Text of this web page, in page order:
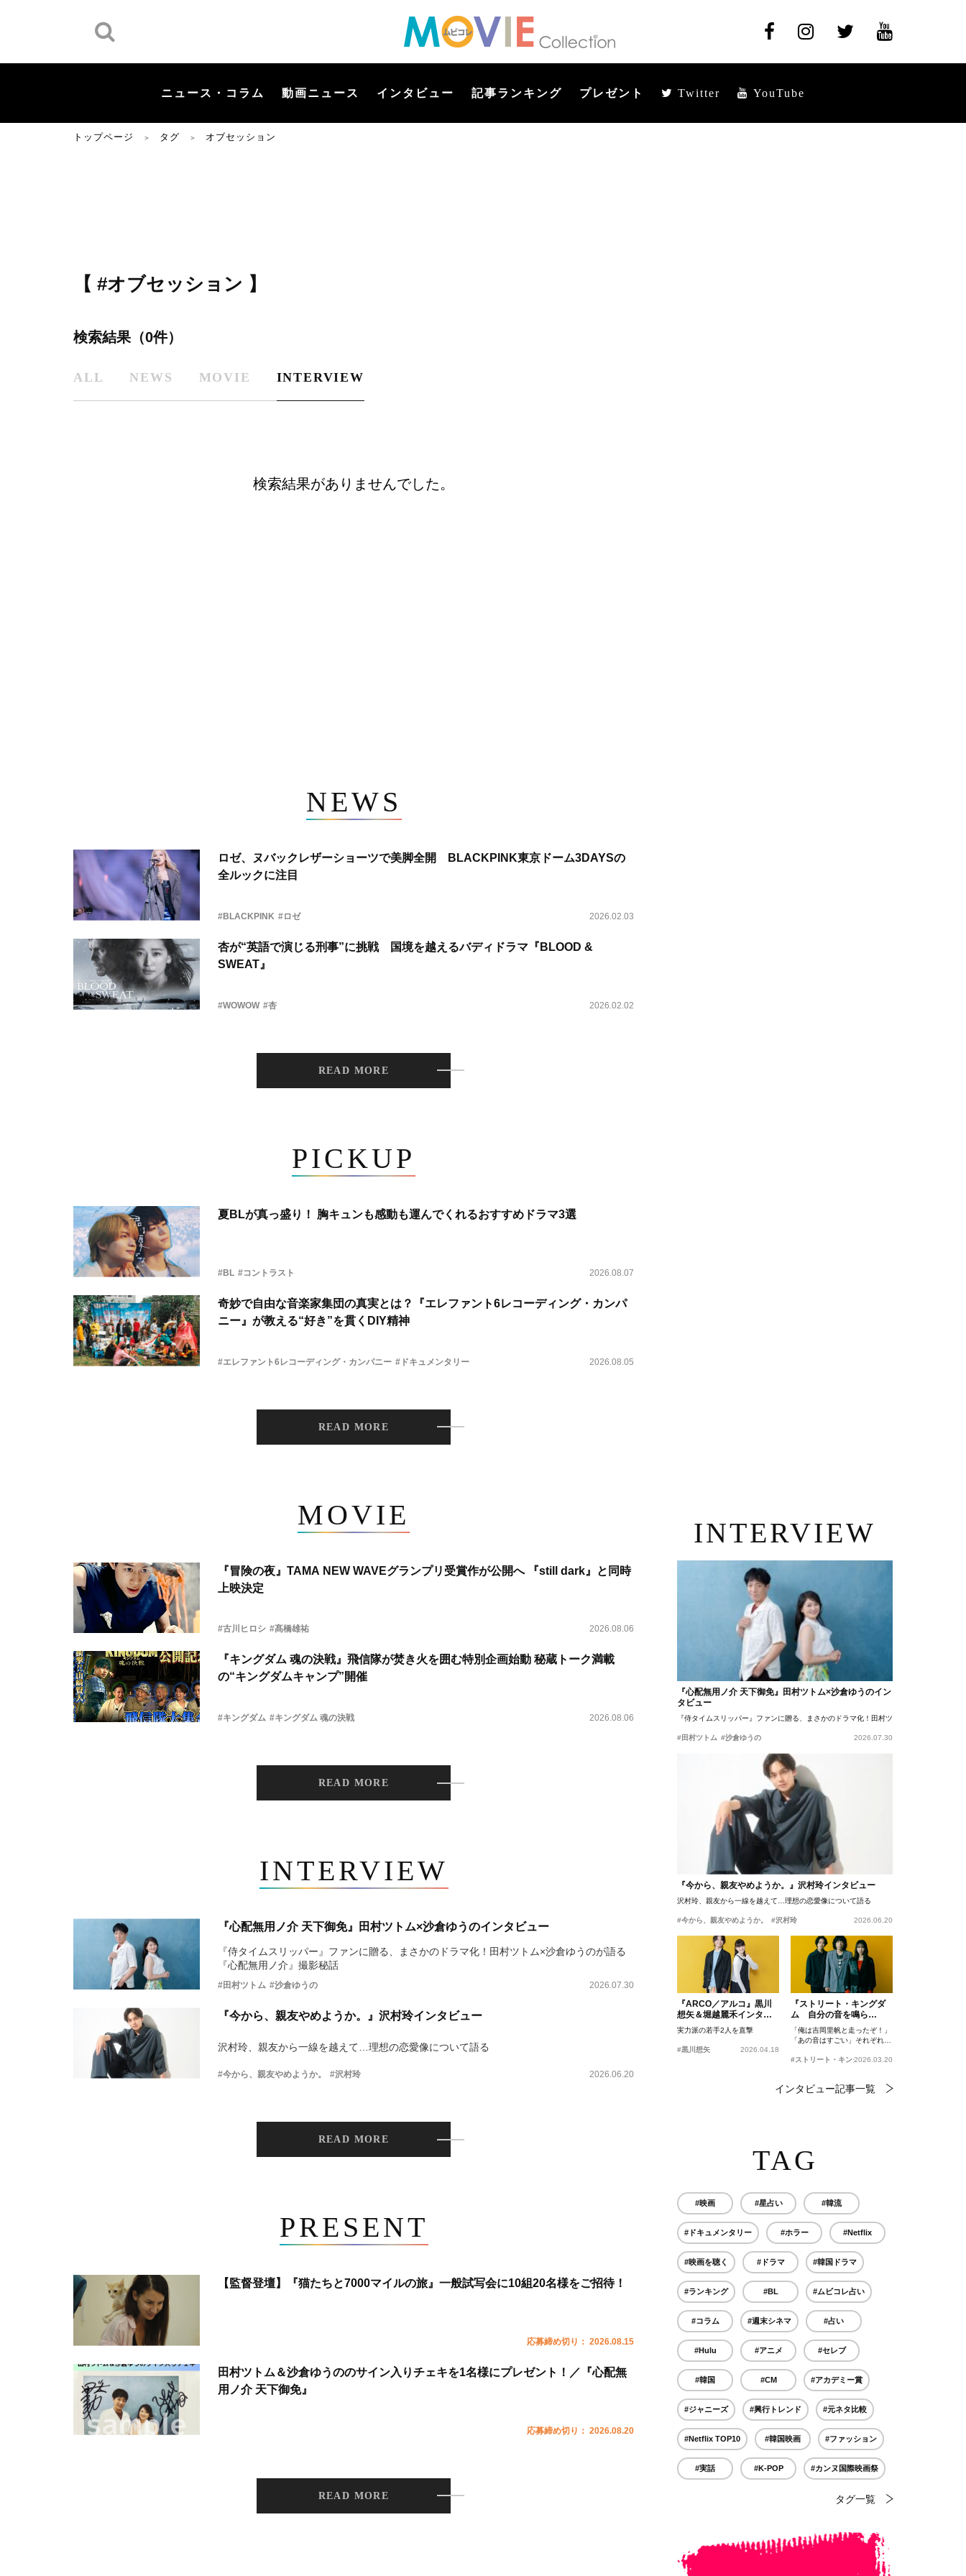
ニュース・コラム 動画ニュース インタビュー 記事ランキング プレゼント Twitter YouTube
トップページ ＞ タグ ＞ オブセッション
【 #オブセッション 】
検索結果（0件）
ALL NEWS MOVIE INTERVIEW
検索結果がありませんでした。
NEWS
ロゼ、ヌバックレザーショーツで美脚全開 BLACKPINK東京ドーム3DAYSの
全ルックに注目
#BLACKPINK #ロゼ 2026.02.03
杏が“英語で演じる刑事”に挑戦 国境を越えるバディドラマ『BLOOD &
SWEAT』
#WOWOW #杏 2026.02.02
READ MORE
PICKUP
夏BLが真っ盛り！ 胸キュンも感動も運んでくれるおすすめドラマ3選
#BL #コントラスト 2026.08.07
奇妙で自由な音楽家集団の真実とは？『エレファント6レコーディング・カンパ
ニー』が教える“好き”を貫くDIY精神
#エレファント6レコーディング・カンパニー #ドキュメンタリー 2026.08.05
READ MORE
MOVIE
『冒険の夜』TAMA NEW WAVEグランプリ受賞作が公開へ 『still dark』と同時
上映決定
#古川ヒロシ #髙橋雄祐 2026.08.06
『キングダム 魂の決戦』飛信隊が焚き火を囲む特別企画始動 秘蔵トーク満載
の“キングダムキャンプ”開催
#キングダム #キングダム 魂の決戦 2026.08.06
READ MORE
INTERVIEW
『心配無用ノ介 天下御免』田村ツトム×沙倉ゆうのインタビュー
『侍タイムスリッパー』ファンに贈る、まさかのドラマ化！田村ツトム×沙倉ゆうのが語る
『心配無用ノ介』撮影秘話
#田村ツトム #沙倉ゆうの 2026.07.30
『今から、親友やめようか。』沢村玲インタビュー
沢村玲、親友から一線を越えて…理想の恋愛像について語る
#今から、親友やめようか。 #沢村玲 2026.06.20
READ MORE
PRESENT
【監督登壇】『猫たちと7000マイルの旅』一般試写会に10組20名様をご招待！
応募締め切り： 2026.08.15
田村ツトム＆沙倉ゆうののサイン入りチェキを1名様にプレゼント！／『心配無
用ノ介 天下御免』
応募締め切り： 2026.08.20
READ MORE
INTERVIEW
『心配無用ノ介 天下御免』田村ツトム×沙倉ゆうのイン
タビュー
『侍タイムスリッパー』ファンに贈る、まさかのドラマ化！田村ツトム×沙倉ゆうのが語
#田村ツトム #沙倉ゆうの 2026.07.30
『今から、親友やめようか。』沢村玲インタビュー
沢村玲、親友から一線を越えて…理想の恋愛像について語る
#今から、親友やめようか。 #沢村玲 2026.06.20
『ARCO／アルコ』黒川
想矢＆堀越麗禾インタビ
ュー
実力派の若手2人を直撃
#黒川想矢 2026.04.18
『ストリート・キングダ
ム 自分の音を鳴ら
せ。』峯田和伸、若葉竜
也、吉岡里帆インタビュ
ー
「俺は吉岡里帆と走ったぞ！」
「あの音はすごい」それぞれの
#ストリート・キングダム 自分の音を鳴らせ。
2026.03.20
インタビュー記事一覧
TAG
#映画 #星占い #韓流
#ドキュメンタリー #ホラー #Netflix
#映画を聴く #ドラマ #韓国ドラマ
#ランキング #BL #ムビコレ占い
#コラム #週末シネマ #占い
#Hulu #アニメ #セレブ
#韓国 #CM #アカデミー賞
#ジャニーズ #興行トレンド #元ネタ比較
#Netflix TOP10 #韓国映画 #ファッション
#実話 #K-POP #カンヌ国際映画祭
タグ一覧